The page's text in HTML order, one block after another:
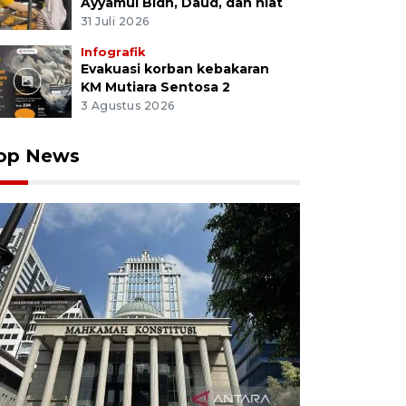
31 Juli 2026
Infografik
Evakuasi korban kebakaran
KM Mutiara Sentosa 2
3 Agustus 2026
News